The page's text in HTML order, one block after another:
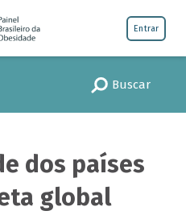
Entrar
Buscar
dos países
global